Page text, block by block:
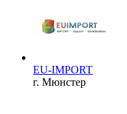
EU-IMPORT
г. Мюнстер